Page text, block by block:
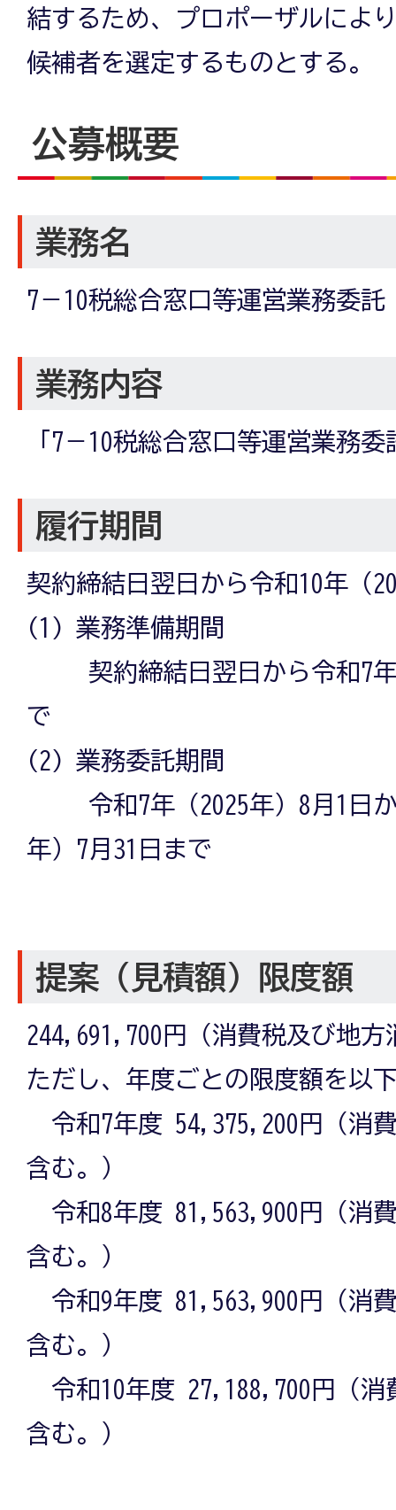
結するため、プロポーザルによ
候補者を選定するものとする。
公募概要
業務名
7－10税総合窓口等運営業務委託
業務内容
「7－10税総合窓口等運営業務
履行期間
契約締結日翌日から令和10年（
(1) 業務準備期間
契約締結日翌日から令和7年
で
(2) 業務委託期間
令和7年（2025年）8月1日か
年）7月31日まで
提案（見積額）限度額
244,691,700円（消費税及び地方
ただし、年度ごとの限度額を以
令和7年度 54,375,200円（消
含む。）
令和8年度 81,563,900円（消
含む。）
令和9年度 81,563,900円（消
含む。）
令和10年度 27,188,700円（消
含む。）